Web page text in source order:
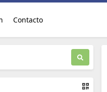
Contacto